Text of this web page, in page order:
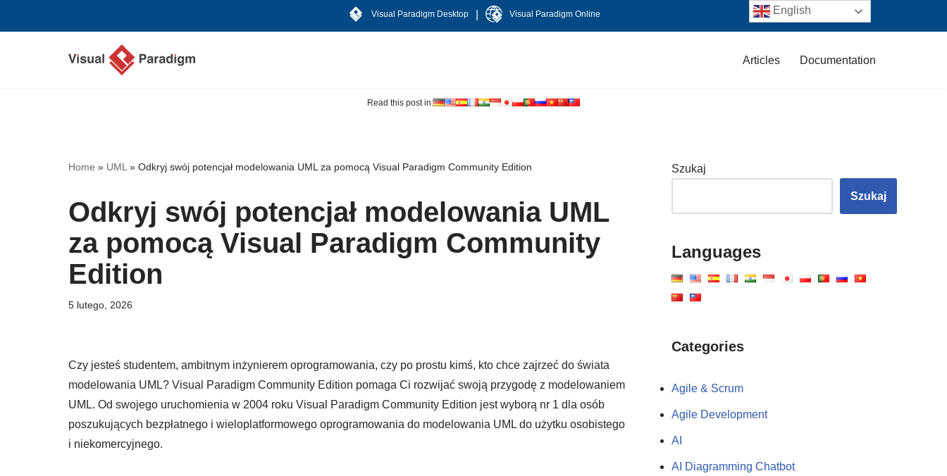
Visual Paradigm Desktop Visual Paradigm Online
Articles Documentation
Read this post in:
Home » UML » Odkryj swój potencjał modelowania UML za pomocą Visual Paradigm Community Edition
Odkryj swój potencjał modelowania UML
za pomocą Visual Paradigm Community
Edition
5 lutego, 2026
Czy jesteś studentem, ambitnym inżynierem oprogramowania, czy po prostu kimś, kto chce zajrzeć do świata
modelowania UML? Visual Paradigm Community Edition pomaga Ci rozwijać swoją przygodę z modelowaniem
UML. Od swojego uruchomienia w 2004 roku Visual Paradigm Community Edition jest wyborą nr 1 dla osób
poszukujących bezpłatnego i wieloplatformowego oprogramowania do modelowania UML do użytku osobistego
i niekomercyjnego.
Szukaj
Szukaj
Languages
Categories
Agile & Scrum
Agile Development
AI
AI Diagramming Chatbot
English